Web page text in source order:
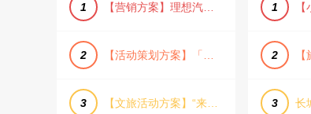
1 【营销方案】理想汽车车主露营户外旅行保客活动策划方案
2 【活动策划方案】「团圆盛景」趣味中秋游园会活动策划方案
3 【文旅活动方案】“来和月亮撞个满怀”文旅景区中秋露营音乐会团建拓展方案
1
2
3